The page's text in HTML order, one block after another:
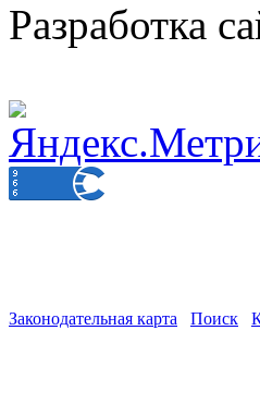
Разработка
Законодательная карта Поиск